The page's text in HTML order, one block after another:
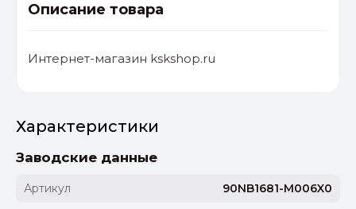
Описание товара
Интернет-магазин kskshop.ru
Характеристики
Заводские данные
Артикул
90NB1681-M006X0